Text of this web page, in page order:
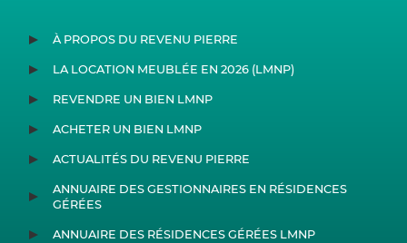
À PROPOS DU REVENU PIERRE
LA LOCATION MEUBLÉE EN 2026 (LMNP)
REVENDRE UN BIEN LMNP
ACHETER UN BIEN LMNP
ACTUALITÉS DU REVENU PIERRE
ANNUAIRE DES GESTIONNAIRES EN RÉSIDENCES
GÉRÉES
ANNUAIRE DES RÉSIDENCES GÉRÉES LMNP